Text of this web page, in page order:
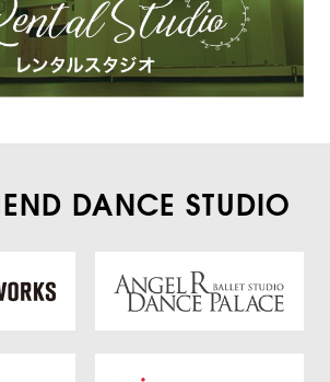
DANCE STUDIO